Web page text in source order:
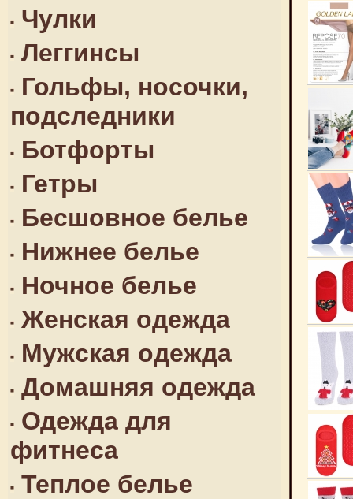
Чулки
Леггинсы
Гольфы, носочки,
подследники
Ботфорты
Гетры
Бесшовное белье
Нижнее белье
Ночное белье
Женская одежда
Мужская одежда
Домашняя одежда
Одежда для
фитнеса
Теплое белье